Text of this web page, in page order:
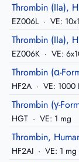
Thrombin (IIa),
EZ006L · VE:
Thrombin (IIa),
EZ006K · VE:
Thrombin (α-
HF2A · VE: 1000
Thrombin (γ-
HGT · VE: 1 mg
Thrombin,
HF2AI · VE: 1 mg